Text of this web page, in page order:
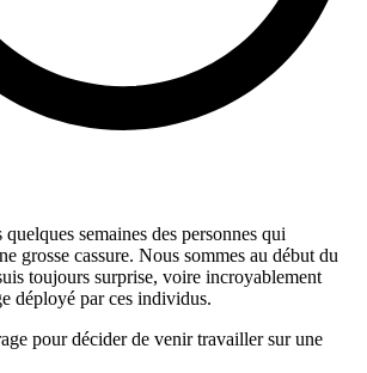
quelques semaines des personnes qui
grosse cassure. Nous sommes au début du
toujours surprise, voire incroyablement
déployé par ces individus.
pour décider de venir travailler sur une